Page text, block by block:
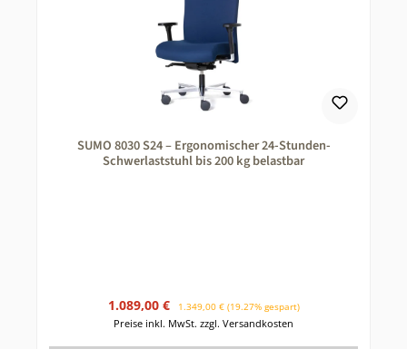
SUMO 8030 S24 – Ergonomischer 24-Stunden-
Schwerlaststuhl bis 200 kg belastbar
Verkaufspreis:
1.089,00 € Regulärer Preis:
1.349,00 € (19.27% gespart)
Preise inkl. MwSt. zzgl. Versandkosten